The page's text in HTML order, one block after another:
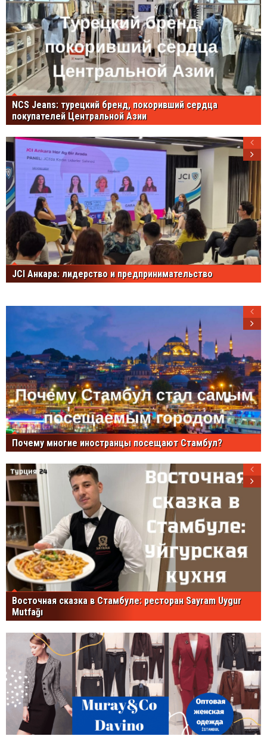
NCS Jeans: турецкий бренд, покоривший сердца
покупателей Центральной Азии
JCI Анкара: лидерство и предпринимательство
Почему многие иностранцы посещают Стамбул?
Восточная сказка в Стамбуле: ресторан Sayram Uygur
Mutfağı